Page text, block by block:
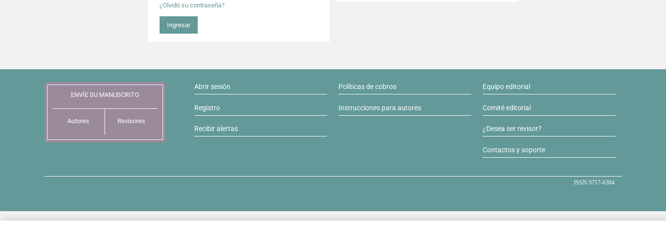
¿Olvidó su contraseña?
Ingresar
ENVÍE SU MANUSCRITO
Autores Revisores
Abrir sesión
Registro
Recibir alertas
Políticas de cobros
Instrucciones para autores
Equipo editorial
Comité editorial
¿Desea ser revisor?
Contactos y soporte
ISSN 0717-6384